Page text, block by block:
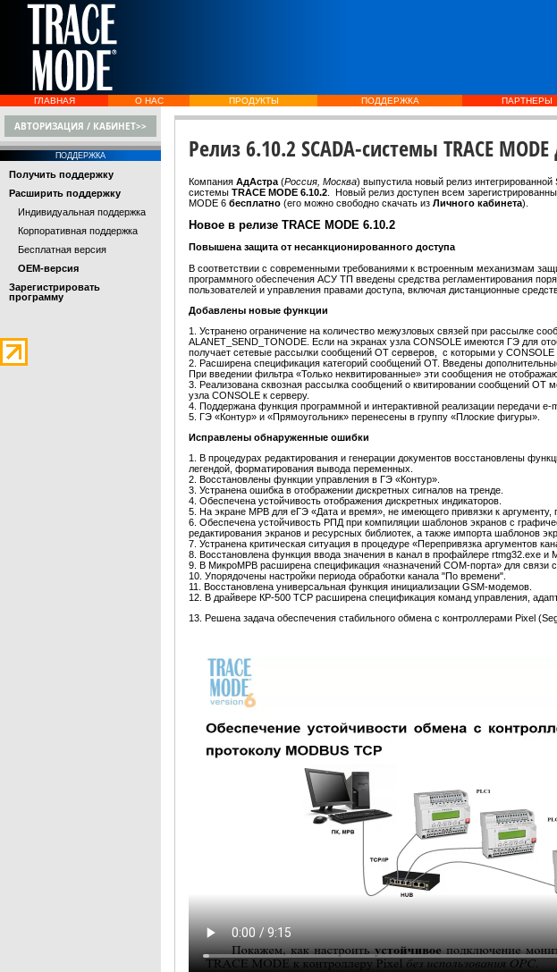
ГЛАВНАЯ О НАС ПРОДУКТЫ ПОДДЕРЖКА ПАРТНЕРЫ
АВТОРИЗАЦИЯ / КАБИНЕТ>>
ПОДДЕРЖКА
Получить поддержку
Расширить поддержку
Индивидуальная поддержка
Корпоративная поддержка
Бесплатная версия
OEM-версия
Зарегистрировать
программу
Релиз 6.10.2 SCADA-системы TRACE
Компания АдАстра (Россия, Москва) выпустила новый релиз
системы TRACE MODE 6.10.2 . Новый релиз доступен всем
MODE 6 бесплатно (его можно свободно скачать из Личного кабинета).
Новое в релизе TRACE MODE 6.10.2
Повышена защита от несанкционированного доступа
В соответствии с современными требованиями к встроенным механизмам
программного обеспечения АСУ ТП введены средства регламентирования
пользователей и управления правами доступа, включая дистанционные
Добавлены новые функции
1. Устранено ограничение на количество межузловых связей при рассылке
ALANET_SEND_TONODE. Если на экранах узла CONSOLE имеются ГЭ для
получает сетевые рассылки сообщений ОТ серверов, с которыми у CONSOLE
2. Расширена спецификация категорий сообщений ОТ. Введены
При введении фильтра «Только неквитированные» эти сообщения не
3. Реализована сквозная рассылка сообщений о квитировании сообщений
узла CONSOLE к серверу.
4. Поддержана функция программной и интерактивной реализации передачи e-
5. ГЭ «Контур» и «Прямоугольник» перенесены в группу «Плоские фигуры».
Исправлены обнаруженные ошибки
1. В процедурах редактирования и генерации документов восстановлены
легендой, форматирования вывода переменных.
2. Восстановлены функции управления в ГЭ «Контур».
3. Устранена ошибка в отображении дискретных сигналов на тренде.
4. Обеспечена устойчивость отображения дискретных индикаторов.
5. На экране МРВ для eГЭ «Дата и время», не имеющего привязки к аргументу,
6. Обеспечена устойчивость РПД при компиляции шаблонов экранов с
редактирования экранов и ресурсных библиотек, а также импорта шаблонов
7. Устранена критическая ситуация в процедуре «Перепривязка аргументов
8. Восстановлена функция ввода значения в канал в профайлере rtmg32.exe и
9. В МикроМРВ расширена спецификация «назначений COM-порта» для связи
10. Упорядочены настройки периода обработки канала "По времени".
11. Восстановлена универсальная функция инициализации GSM-модемов.
12. В драйвере КР-500 TCP расширена спецификация команд управления,
13. Решена задача обеспечения стабильного обмена с контроллерами Pixel